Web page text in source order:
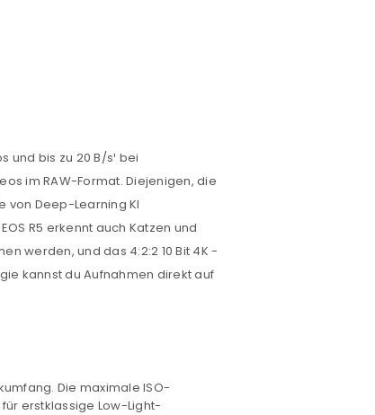
und bis zu 20 B/s¹ bei
im RAW-Format. Diejenigen, die
von Deep-Learning KI
R5 erkennt auch Katzen und
werden, und das 4:2:2 10 Bit 4K -
kannst du Aufnahmen direkt auf
Die maximale ISO-
erstklassige Low-Light-